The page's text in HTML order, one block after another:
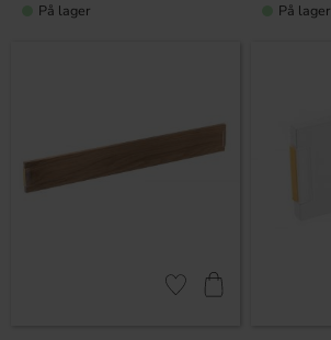
På lager På lager
Gem som favorit